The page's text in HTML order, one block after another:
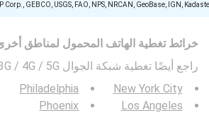
GEBCO, USGS, FAO, NPS, NRCAN, GeoBase, IGN,
خرائط تغطية الهاتف المحمول لمناطق
راجع أيضًا تغطية شبكة الجوال 3G / 4G / 5G في
New York City
Los Angeles
Philadelphia
Phoenix